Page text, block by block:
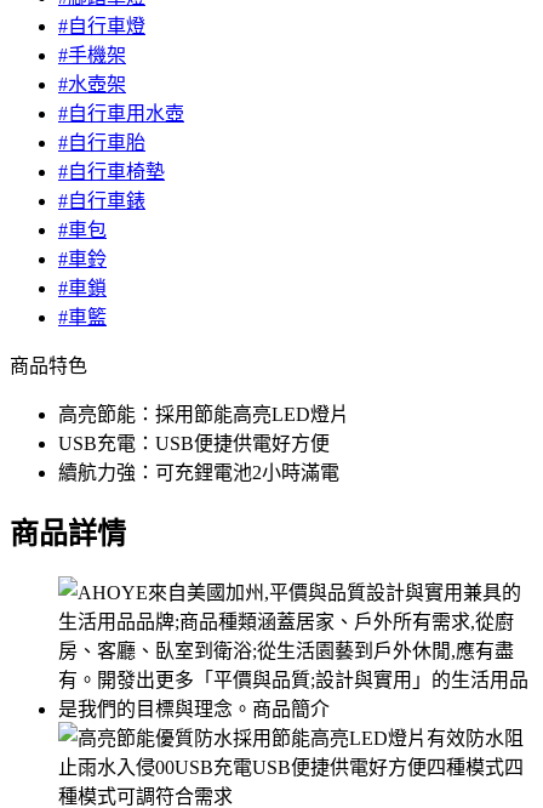
#自行車燈
#手機架
#水壺架
#自行車用水壺
#自行車胎
#自行車椅墊
#自行車錶
#車包
#車鈴
#車鎖
#車籃
商品特色
高亮節能：採用節能高亮LED燈片
USB充電：USB便捷供電好方便
續航力強：可充鋰電池2小時滿電
商品詳情